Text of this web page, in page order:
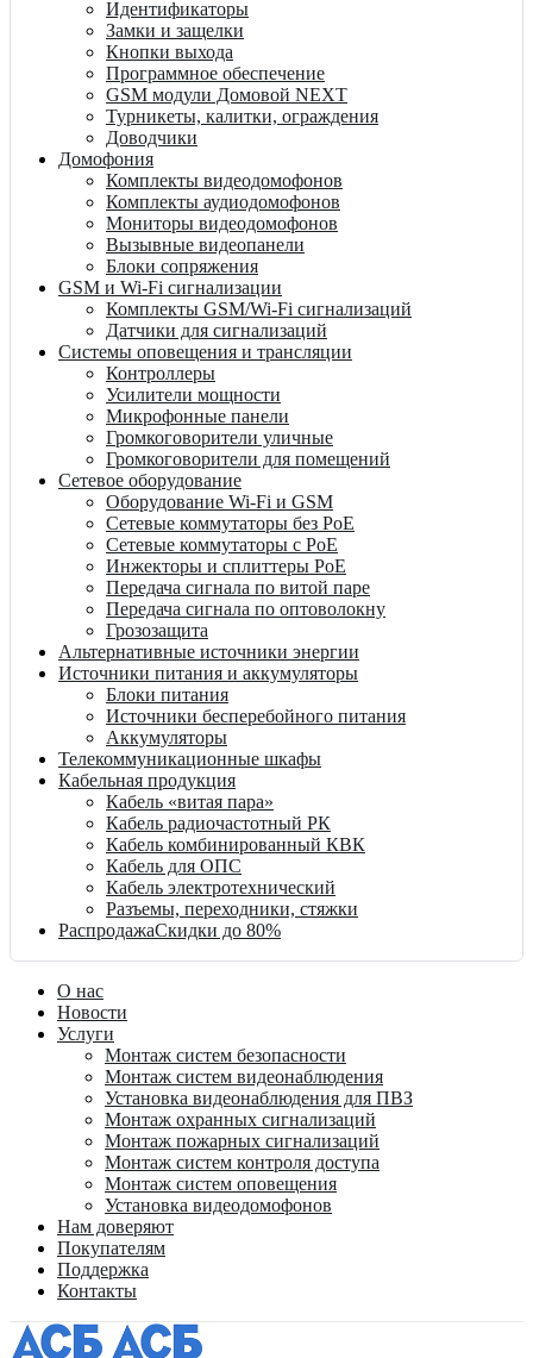
Идентификаторы
Замки и защелки
Кнопки выхода
Программное обеспечение
GSM модули Домовой NEXT
Турникеты, калитки, ограждения
Доводчики
Домофония
Комплекты видеодомофонов
Комплекты аудиодомофонов
Мониторы видеодомофонов
Вызывные видеопанели
Блоки сопряжения
GSM и Wi-Fi сигнализации
Комплекты GSM/Wi-Fi сигнализаций
Датчики для сигнализаций
Системы оповещения и трансляции
Контроллеры
Усилители мощности
Микрофонные панели
Громкоговорители уличные
Громкоговорители для помещений
Сетевое оборудование
Оборудование Wi-Fi и GSM
Сетевые коммутаторы без PoE
Сетевые коммутаторы с PoE
Инжекторы и сплиттеры PoE
Передача сигнала по витой паре
Передача сигнала по оптоволокну
Грозозащита
Альтернативные источники энергии
Источники питания и аккумуляторы
Блоки питания
Источники бесперебойного питания
Аккумуляторы
Телекоммуникационные шкафы
Кабельная продукция
Кабель «витая пара»
Кабель радиочастотный РК
Кабель комбинированный КВК
Кабель для ОПС
Кабель электротехнический
Разъемы, переходники, стяжки
РаспродажаСкидки до 80%
О нас
Новости
Услуги
Монтаж систем безопасности
Монтаж систем видеонаблюдения
Установка видеонаблюдения для ПВЗ
Монтаж охранных сигнализаций
Монтаж пожарных сигнализаций
Монтаж систем контроля доступа
Монтаж систем оповещения
Установка видеодомофонов
Нам доверяют
Покупателям
Поддержка
Контакты